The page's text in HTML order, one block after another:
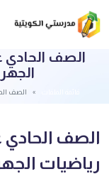
الصف الحادي
الجهراء
الصف
الصف الحادي
رياضيات الجهراء